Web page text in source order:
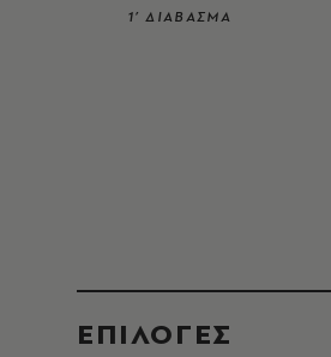
1’ ΔΙΑΒΑΣΜΑ
EΠΙΛΟΓΈΣ